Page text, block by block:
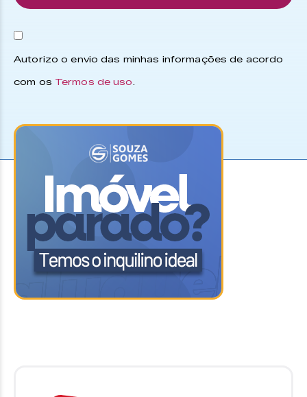
Autorizo o envio das minhas informações de acordo
com os Termos de uso.